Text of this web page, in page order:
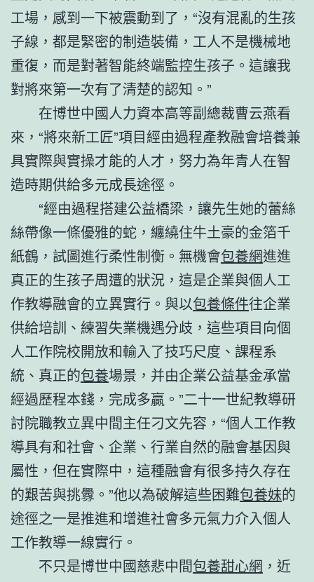
工場，感到一下被震動到了，“沒有混亂的生孩
子線，都是緊密的制造裝備，工人不是機械地
重復，而是對著智能終端監控生孩子。這讓我
對將來第一次有了清楚的認知。”
在博世中國人力資本高等副總裁曹云燕看
來，“將來新工匠”項目經由過程產教融會培養兼
具實際與實操才能的人才，努力為年青人在智
造時期供給多元成長途徑。
“經由過程搭建公益橋梁，讓先生她的蕾絲
絲帶像一條優雅的蛇，纏繞住牛土豪的金箔千
紙鶴，試圖進行柔性制衡。無機會包養網進進
真正的生孩子周遭的狀況，這是企業與個人工
作教導融會的立異實行。與以包養條件往企業
供給培訓、練習失業機遇分歧，這些項目向個
人工作院校開放和輸入了技巧尺度、課程系
統、真正的包養場景，并由企業公益基金承當
經過歷程本錢，完成多贏。”二十一世紀教導研
討院職教立異中間主任刁文先容，“個人工作教
導具有和社會、企業、行業自然的融會基因與
屬性，但在實際中，這種融會有很多持久存在
的艱苦與挑釁。”他以為破解這些困難包養妹的
途徑之一是推進和增進社會多元氣力介入個人
工作教導一線實行。
不只是博世中國慈悲中間包養甜心網 ，近